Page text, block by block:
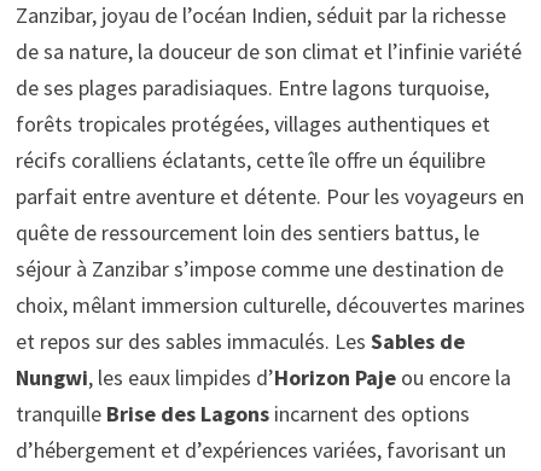
Zanzibar, joyau de l’océan Indien, séduit par la richesse
de sa nature, la douceur de son climat et l’infinie variété
de ses plages paradisiaques. Entre lagons turquoise,
forêts tropicales protégées, villages authentiques et
récifs coralliens éclatants, cette île offre un équilibre
parfait entre aventure et détente. Pour les voyageurs en
quête de ressourcement loin des sentiers battus, le
séjour à Zanzibar s’impose comme une destination de
choix, mêlant immersion culturelle, découvertes marines
et repos sur des sables immaculés. Les Sables de
Nungwi, les eaux limpides d’Horizon Pajeou encore la
tranquille Brise des Lagonsincarnent des options
d’hébergement et d’expériences variées, favorisant un